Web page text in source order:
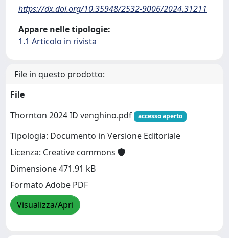
https://dx.doi.org/10.35948/2532-9006/2024.31211
Appare nelle tipologie:
1.1 Articolo in rivista
File in questo prodotto:
File
Thornton 2024 ID venghino.pdf
accesso aperto
Tipologia: Documento in Versione Editoriale
Licenza: Creative commons
Dimensione 471.91 kB
Formato Adobe PDF
Visualizza/Apri